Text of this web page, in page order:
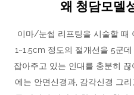
왜 청담모델
이마/눈썹 리프팅을 시술할 때
1~1.5cm 정도의 절개선을 5군
잡아주고 있는 인대를 충분히
에는 안면신경과, 감각신경 그